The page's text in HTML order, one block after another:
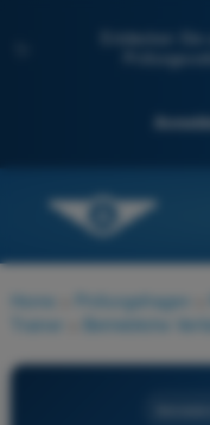
Entdecken
Home Prüfungsfragen
Trainer
Betriebliche